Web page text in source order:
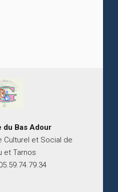
du BasAdour
Culturel et Social de
et Tarnos